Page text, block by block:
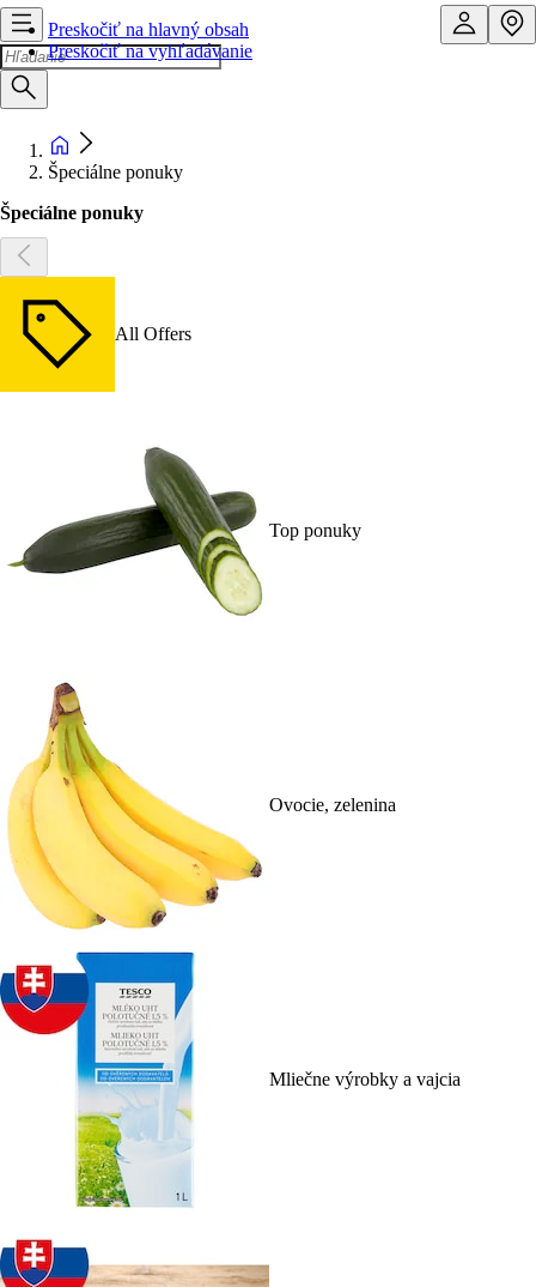
Preskočiť na hlavný obsah
Preskočiť na vyhľadávanie
Špeciálne ponuky
Špeciálne ponuky
All Offers
Top ponuky
Ovocie, zelenina
Mliečne výrobky a vajcia